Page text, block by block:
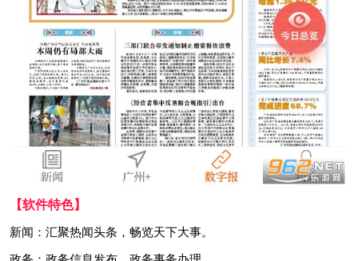
【软件特色】
新闻：汇聚热闻头条，畅览天下大事。